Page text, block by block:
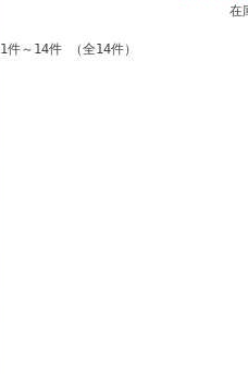
在
1件～14件 （全14件）